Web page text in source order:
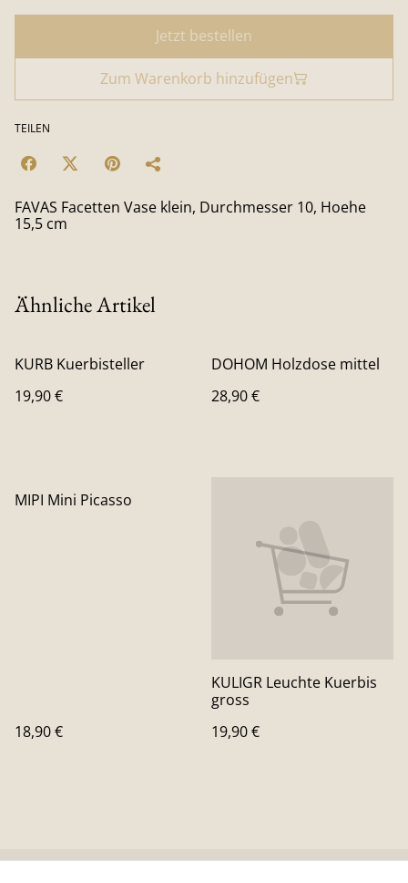
Jetzt bestellen
Zum Warenkorb hinzufügen
TEILEN
FAVAS Facetten Vase klein, Durchmesser 10, Hoehe
15,5 cm
Ähnliche Artikel
KURB Kuerbisteller
19,90 €
DOHOM Holzdose mittel
28,90 €
MIPI Mini Picasso
18,90 €
KULIGR Leuchte Kuerbis
gross
19,90 €